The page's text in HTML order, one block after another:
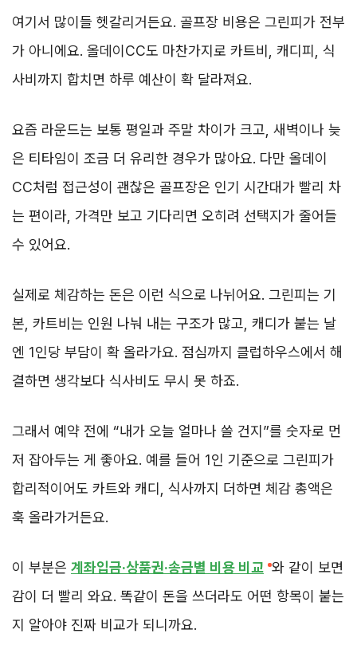
여기서 많이들 헷갈리거든요. 골프장 비용은 그린피가 전부
가 아니에요. 올데이CC도 마찬가지로 카트비, 캐디피, 식
사비까지 합치면 하루 예산이 확 달라져요.
요즘 라운드는 보통 평일과 주말 차이가 크고, 새벽이나 늦
은 티타임이 조금 더 유리한 경우가 많아요. 다만 올데이
CC처럼 접근성이 괜찮은 골프장은 인기 시간대가 빨리 차
는 편이라, 가격만 보고 기다리면 오히려 선택지가 줄어들
수 있어요.
실제로 체감하는 돈은 이런 식으로 나뉘어요. 그린피는 기
본, 카트비는 인원 나눠 내는 구조가 많고, 캐디가 붙는 날
엔 1인당 부담이 확 올라가요. 점심까지 클럽하우스에서 해
결하면 생각보다 식사비도 무시 못 하죠.
그래서 예약 전에 “내가 오늘 얼마나 쓸 건지”를 숫자로 먼
저 잡아두는 게 좋아요. 예를 들어 1인 기준으로 그린피가
합리적이어도 카트와 캐디, 식사까지 더하면 체감 총액은
훅 올라가거든요.
이 부분은 계좌입금·상품권·송금별 비용 비교 와 같이 보면
감이 더 빨리 와요. 똑같이 돈을 쓰더라도 어떤 항목이 붙는
지 알아야 진짜 비교가 되니까요.